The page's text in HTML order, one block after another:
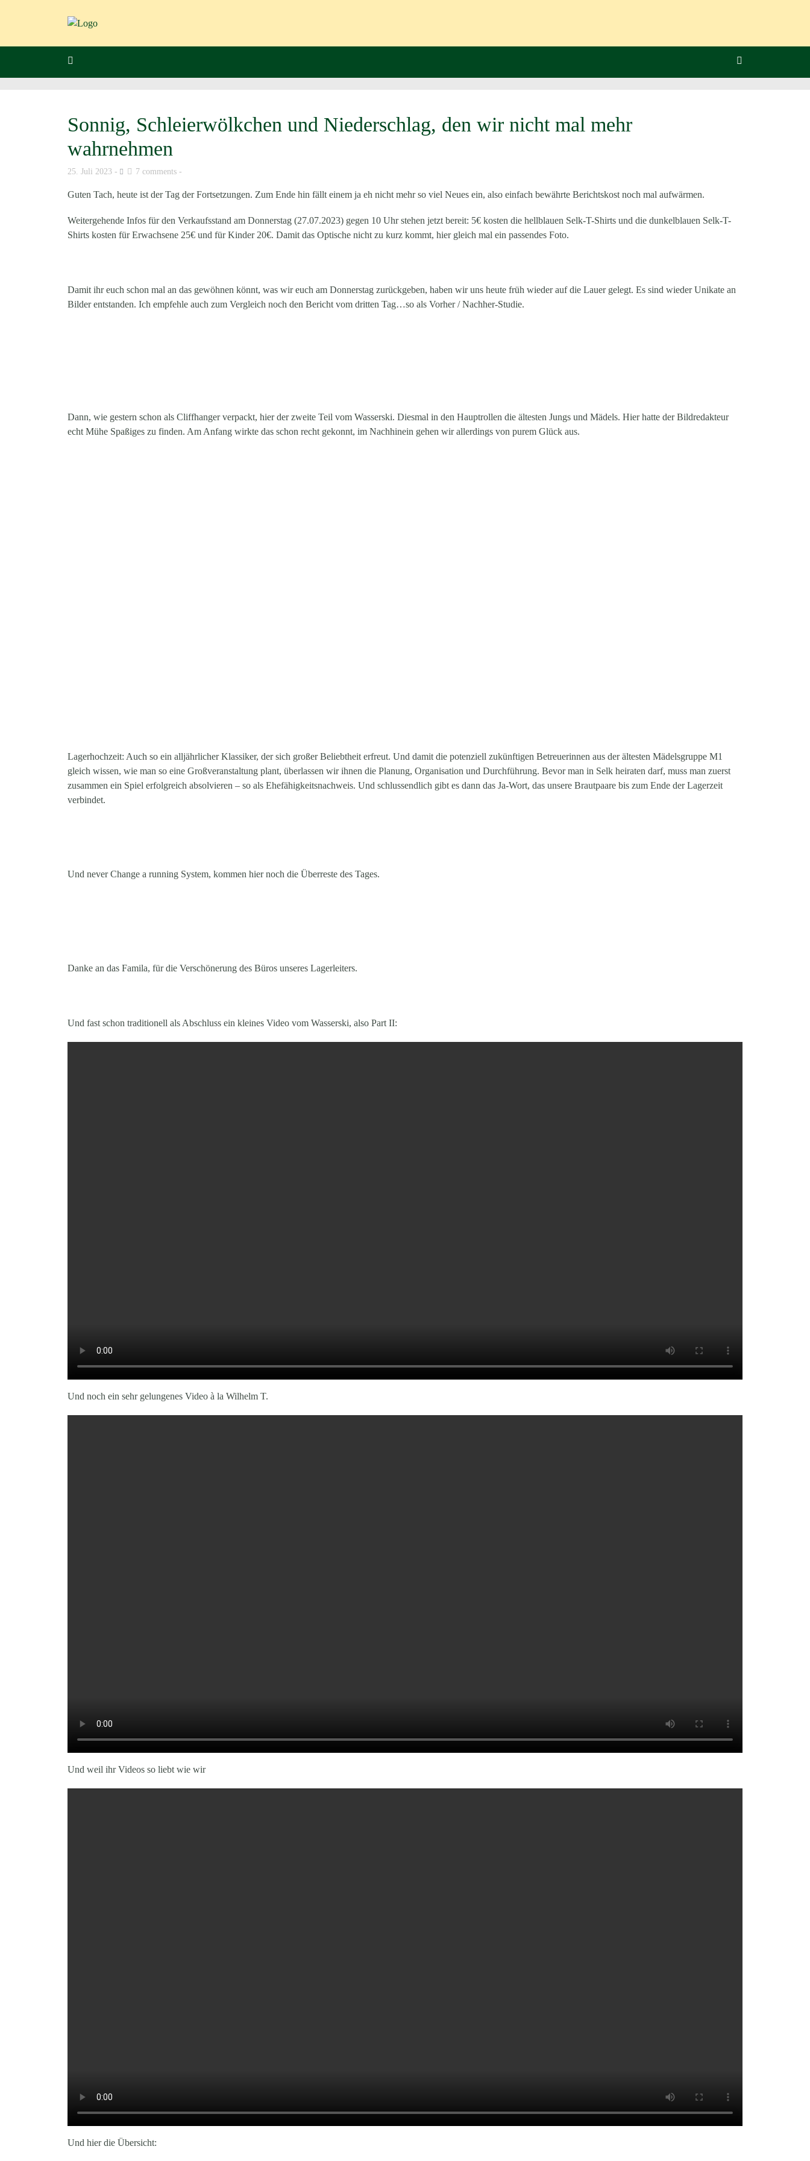
Sonnig, Schleierwölkchen und Niederschlag, den wir nicht mal mehr
wahrnehmen
25. Juli 2023 7 comments
Guten Tach, heute ist der Tag der Fortsetzungen. Zum Ende hin fällt einem ja eh nicht mehr so viel Neues ein, also einfach bewährte Berichtskost noch mal aufwärmen.
Weitergehende Infos für den Verkaufsstand am Donnerstag (27.07.2023) gegen 10 Uhrstehen jetzt bereit: 5€ kosten die hellblauen Selk-T-Shirts und die dunkelblauen Selk-T-
Shirts kosten für Erwachsene 25€ und für Kinder 20€. Damit das Optische nicht zu kurz kommt, hier gleich mal ein passendes Foto.
Damit ihr euch schon mal an das gewöhnen könnt, was wir euch am Donnerstag zurückgeben, haben wir uns heute früh wieder auf die Lauer gelegt. Es sind wieder Unikate an
Bilder entstanden. Ich empfehle auch zum Vergleich noch den Bericht vom dritten Tag…so als Vorher / Nachher-Studie.
Dann, wie gestern schon als Cliffhanger verpackt, hier der zweite Teil vom Wasserski. Diesmal in den Hauptrollen die ältesten Jungs und Mädels. Hier hatte der Bildredakteur
echt Mühe Spaßiges zu finden. Am Anfang wirkte das schon recht gekonnt, im Nachhinein gehen wir allerdings von purem Glück aus.
Lagerhochzeit: Auch so ein alljährlicher Klassiker, der sich großer Beliebtheit erfreut. Und damit die potenziell zukünftigen Betreuerinnen aus der ältesten Mädelsgruppe M1
gleich wissen, wie man so eine Großveranstaltung plant, überlassen wir ihnen die Planung, Organisation und Durchführung. Bevor man in Selk heiraten darf, muss man zuerst
zusammen ein Spiel erfolgreich absolvieren – so als Ehefähigkeitsnachweis. Und schlussendlich gibt es dann das Ja-Wort, das unsere Brautpaare bis zum Ende der Lagerzeit
verbindet.
Und never Change a running System, kommen hier noch die Überreste des Tages.
Danke an das Famila, für die Verschönerung des Büros unseres Lagerleiters.
Und fast schon traditionell als Abschluss ein kleines Video vom Wasserski, also Part II:
Und noch ein sehr gelungenes Video à la Wilhelm T.
Und weil ihr Videos so liebt wie wir
Und hier die Übersicht: